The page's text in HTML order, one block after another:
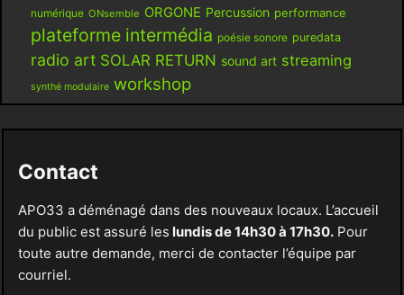
numérique ONsemble ORGONE Percussion performance
plateforme intermédia poésie sonore puredata
radio art SOLAR RETURN sound art streaming
synthé modulaire workshop
Contact
APO33 a déménagé dans des nouveaux locaux. L’accueil
du public est assuré les lundis de 14h30 à 17h30.Pour
toute autre demande, merci de contacter l’équipe par
courriel.